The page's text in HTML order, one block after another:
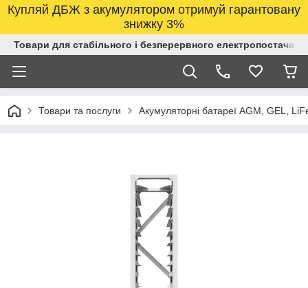
Купляй ДБЖ з акумулятором отримуй гарантовану
знижку 3%
Товари для стабільного і безперервного
Товари та послуги Акумуляторні батареї AGM, GEL,